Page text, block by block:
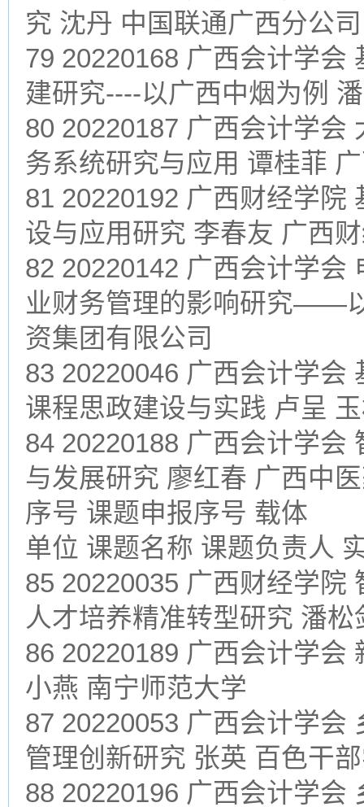
究 沈丹 中国联通广西分公司
79 20220168 广西会计学会
建研究----以广西中烟为例
80 20220187 广西会计学会
务系统研究与应用 谭桂菲
81 20220192 广西财经学院
设与应用研究 李春友 广西
82 20220142 广西会计学会
业财务管理的影响研究——
资集团有限公司
83 20220046 广西会计学会
课程思政建设与实践 卢呈
84 20220188 广西会计学会
与发展研究 廖红春 广西中
序号 课题申报序号 载体
单位 课题名称 课题负责人
85 20220035 广西财经学院
人才培养精准转型研究 潘
86 20220189 广西会计学会
小燕 南宁师范大学
87 20220053 广西会计学会
管理创新研究 张英 百色干
88 20220196 广西会计学会